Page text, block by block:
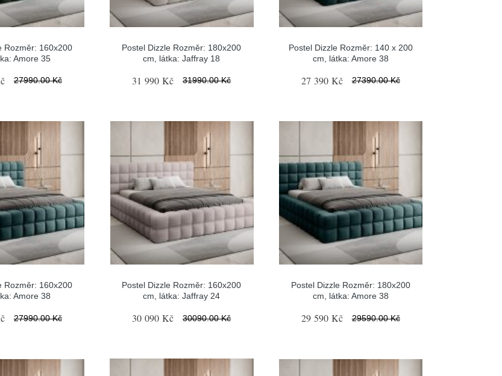
Rozměr: 160x200
Amore 35
27990.00 Kč
Postel Dizzle Rozměr: 180x200
cm, látka: Jaffray 18
31 990 Kč 31990.00 Kč
Postel Dizzle Rozměr: 140 x 200
cm, látka: Amore 38
27 390 Kč 27390.00 Kč
Rozměr: 160x200
Amore 38
27990.00 Kč
Postel Dizzle Rozměr: 160x200
cm, látka: Jaffray 24
30 090 Kč 30090.00 Kč
Postel Dizzle Rozměr: 180x200
cm, látka: Amore 38
29 590 Kč 29590.00 Kč